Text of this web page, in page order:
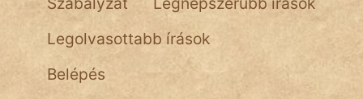
Legolvasottabb írások
Belépés